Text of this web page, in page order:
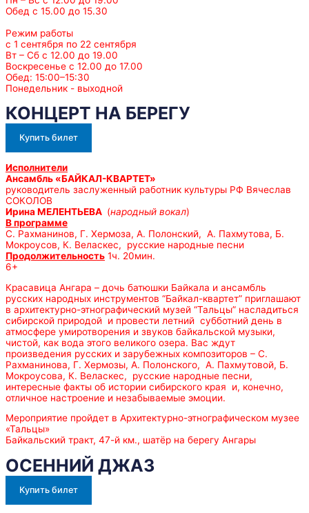
Обед с 15.00 до 15.30
Режим работы
с 1 сентября по 22 сентября
Вт – Сб с 12.00 до 19.00
Воскресенье с 12.00 до 17.00
Обед: 15:00–15:30
Понедельник - выходной
КОНЦЕРТ НА БЕРЕГУ
Купить билет
Исполнители
Ансамбль «БАЙКАЛ-КВАРТЕТ»
руководитель заслуженный работник культуры РФ Вячеслав
СОКОЛОВ
Ирина МЕЛЕНТЬЕВА (народный вокал)
В программе
С. Рахманинов, Г. Хермоза, А. Полонский, А. Пахмутова, Б.
Мокроусов, К. Веласкес, русские народные песни
Продолжительность 1ч. 20мин.
6+
Красавица Ангара – дочь батюшки Байкала и ансамбль
русских народных инструментов “Байкал-квартет” приглашают
в архитектурно-этнографический музей “Тальцы” насладиться
сибирской природой и провести летний субботний день в
атмосфере умиротворения и звуков байкальской музыки,
чистой, как вода этого великого озера. Вас ждут
произведения русских и зарубежных композиторов – С.
Рахманинова, Г. Хермозы, А. Полонского, А. Пахмутовой, Б.
Мокроусова, К. Веласкес, русские народные песни,
интересные факты об истории сибирского края и, конечно,
отличное настроение и незабываемые эмоции.
Мероприятие пройдет в Архитектурно-этнографическом музее
«Тальцы»
Байкальский тракт, 47-й км., шатёр на берегу Ангары
ОСЕННИЙ ДЖАЗ
Купить билет